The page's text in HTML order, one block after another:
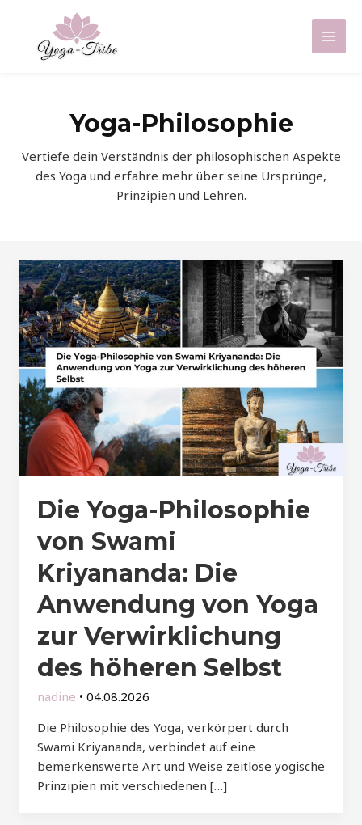
springen
Main
Yoga-Philosophie
Vertiefe dein Verständnis der philosophischen Aspekte
des Yoga und erfahre mehr über seine Ursprünge,
Prinzipien und Lehren.
Die Yoga-Philosophie
von Swami
Kriyananda: Die
Anwendung von Yoga
zur Verwirklichung
des höheren Selbst
nadine • 04.08.2026
Die Philosophie des Yoga, verkörpert durch
Swami Kriyananda, verbindet auf eine
bemerkenswerte Art und Weise zeitlose yogische
Prinzipien mit verschiedenen […]